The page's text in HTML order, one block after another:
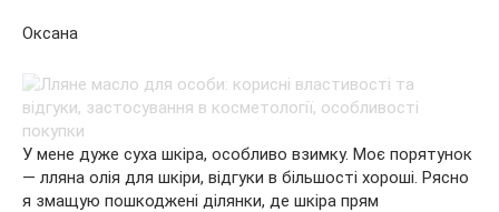
Оксана
У мене дуже суха шкіра, особливо взимку. Моє порятунок
— лляна олія для шкіри, відгуки в більшості хороші. Рясно
я змащую пошкоджені ділянки, де шкіра прям